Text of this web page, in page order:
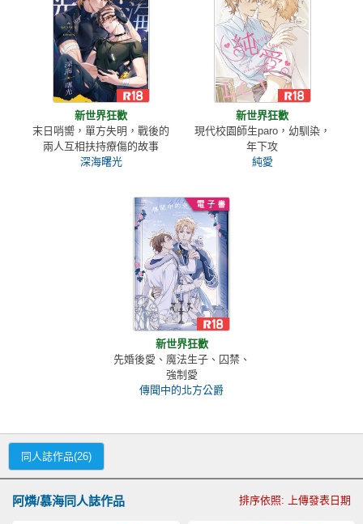
新世界狂歡
末日哨嚮，單方失明，戰後的
兩人互相扶持療傷的故事
深海曙光
新世界狂歡
現代校園師生paro，幼馴染，
年下攻
純愛
新世界狂歡
先婚後愛、魔法生子、囚禁、
強制愛
傳聞中的北方公爵
同人誌作品(26)
阿燐/慕海同人誌作品 排序依照: 上傳發表日期